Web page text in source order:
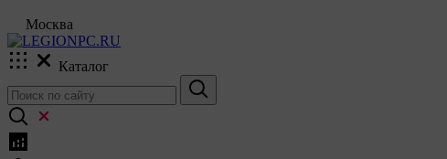
Москва
Каталог